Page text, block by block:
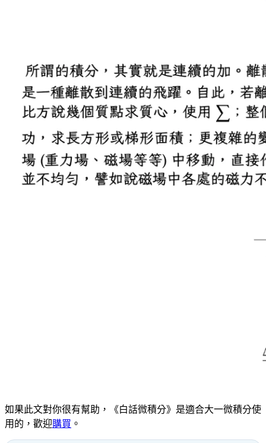
如果此文對你很有幫助，《白話微積分》是適合大一微積分使
用的，歡迎購買 。